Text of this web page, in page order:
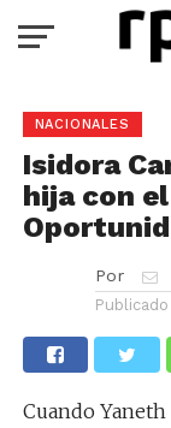
NACIONALES
Isidora
hija con
Por
Cuando